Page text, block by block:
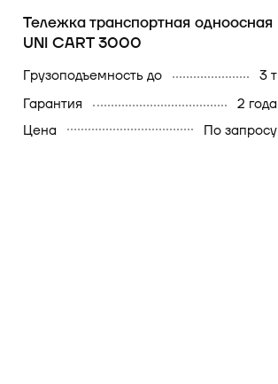
Тележка транспортная одноосная
UNI CART 3000
грузоподъемность до
3 т
гарантия
2 года
Цена
По запросу